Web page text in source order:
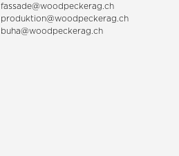
fassade@woodpeckerag.ch
produktion@woodpeckerag.ch
buha@woodpeckerag.ch